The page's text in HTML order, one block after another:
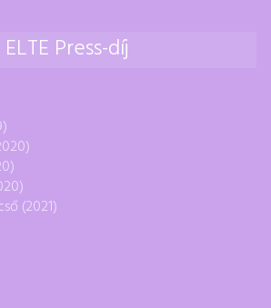
ELTE Press-díj
(2021)